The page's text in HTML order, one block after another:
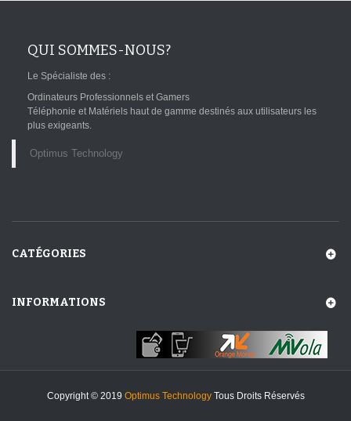
QUI SOMMES-NOUS?
Le Spécialiste des :
Ordinateurs Professionnels et Gamers
Téléphonie et Matériels haut de gamme destinés aux utilisateurs les
plus exigeants.
Optimus Technology
CATÉGORIES
INFORMATIONS
Copyright © 2019 Optimus TechnologyTous Droits Réservés